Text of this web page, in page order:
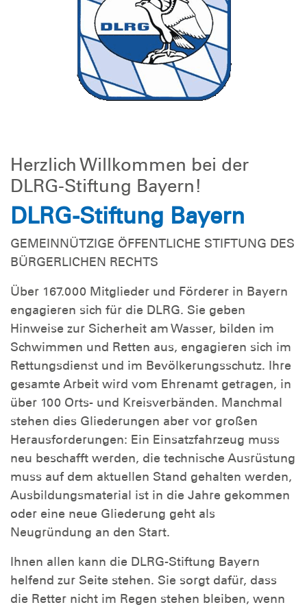
Herzlich Willkommen bei der
DLRG-Stiftung Bayern!
DLRG-Stiftung Bayern
GEMEINNÜTZIGE ÖFFENTLICHE STIFTUNG DES
BÜRGERLICHEN RECHTS
Über 167.000 Mitglieder und Förderer in Bayern
engagieren sich für die DLRG. Sie geben
Hinweise zur Sicherheit am Wasser, bilden im
Schwimmen und Retten aus, engagieren sich im
Rettungsdienst und im Bevölkerungsschutz. Ihre
gesamte Arbeit wird vom Ehrenamt getragen, in
über 100 Orts- und Kreisverbänden. Manchmal
stehen dies Gliederungen aber vor großen
Herausforderungen: Ein Einsatzfahrzeug muss
neu beschafft werden, die technische Ausrüstung
muss auf dem aktuellen Stand gehalten werden,
Ausbildungsmaterial ist in die Jahre gekommen
oder eine neue Gliederung geht als
Neugründung an den Start.
Ihnen allen kann die DLRG-Stiftung Bayern
helfend zur Seite stehen. Sie sorgt dafür, dass
die Retter nicht im Regen stehen bleiben, wenn